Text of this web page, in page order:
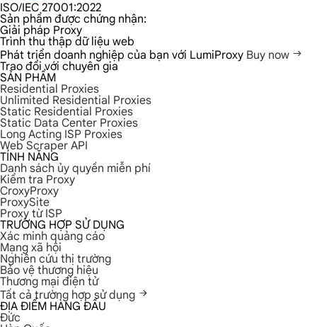
ISO/IEC 27001:2022
Sản phẩm được chứng nhận:
Giải pháp Proxy
Trình thu thập dữ liệu web
Phát triển doanh nghiệp của bạn với LumiProxy Buy now
Trao đổi với chuyên gia
SẢN PHẨM
Residential Proxies
Unlimited Residential Proxies
Static Residential Proxies
Static Data Center Proxies
Long Acting ISP Proxies
Web Scraper API
TÍNH NĂNG
Danh sách ủy quyền miễn phí
Kiểm tra Proxy
CroxyProxy
ProxySite
Proxy từ ISP
TRƯỜNG HỢP SỬ DỤNG
Xác minh quảng cáo
Mạng xã hội
Nghiên cứu thị trường
Bảo vệ thương hiệu
Thương mại điện tử
Tất cả trường hợp sử dụng
ĐỊA ĐIỂM HÀNG ĐẦU
Đức